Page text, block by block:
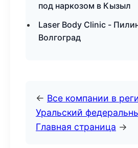
под наркозом в Кызыл
Laser Body Clinic -
Волгоград
← Все компании в
Уральский
Главная страница →